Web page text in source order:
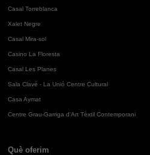
Casal Torreblanca
Xalet Negre
Casal Mira-sol
Casino La Floresta
Casal Les Planes
Sala Clavé - La Unió Centre Cultural
Casa Aymat
Centre Grau-Garriga d'Art Tèxtil Contemporani
Què oferim